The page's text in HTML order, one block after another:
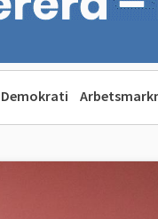
Demokrati